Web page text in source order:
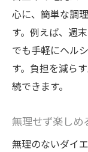
心に、簡単な調
す。例えば、週
でも手軽にヘル
す。負担を減ら
続できます。
無理せず楽しめ
無理のないダイ